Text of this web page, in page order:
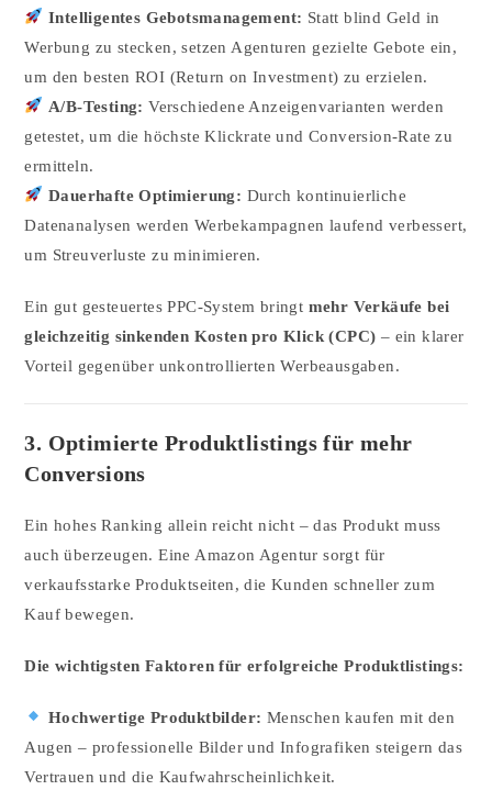
Intelligentes Gebotsmanagement: Statt blind Geld in
Werbung zu stecken, setzen Agenturen gezielte Gebote ein,
um den besten ROI (Return on Investment) zu erzielen.
A/B-Testing: Verschiedene Anzeigenvarianten werden
getestet, um die höchste Klickrate und Conversion-Rate zu
ermitteln.
Dauerhafte Optimierung: Durch kontinuierliche
Datenanalysen werden Werbekampagnen laufend verbessert,
um Streuverluste zu minimieren.
Ein gut gesteuertes PPC-System bringt mehr Verkäufe bei
gleichzeitig sinkenden Kosten pro Klick (CPC) – ein klarer
Vorteil gegenüber unkontrollierten Werbeausgaben.
3. Optimierte Produktlistings für mehr
Conversions
Ein hohes Ranking allein reicht nicht – das Produkt muss
auch überzeugen. Eine Amazon Agentur sorgt für
verkaufsstarke Produktseiten, die Kunden schneller zum
Kauf bewegen.
Die wichtigsten Faktoren für erfolgreiche Produktlistings:
Hochwertige Produktbilder: Menschen kaufen mit den
Augen – professionelle Bilder und Infografiken steigern das
Vertrauen und die Kaufwahrscheinlichkeit.